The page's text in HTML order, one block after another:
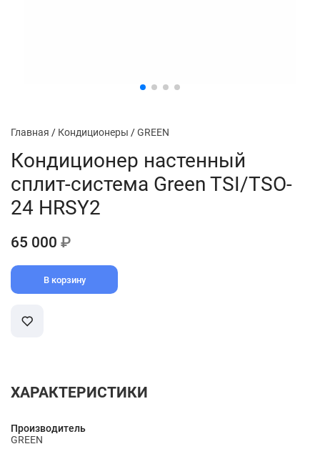
Главная / Кондиционеры /GREEN
Кондиционер настенный
сплит-система Green TSI/TSO-
24 HRSY2
65 000 ₽
В корзину
ХАРАКТЕРИСТИКИ
Производитель
GREEN